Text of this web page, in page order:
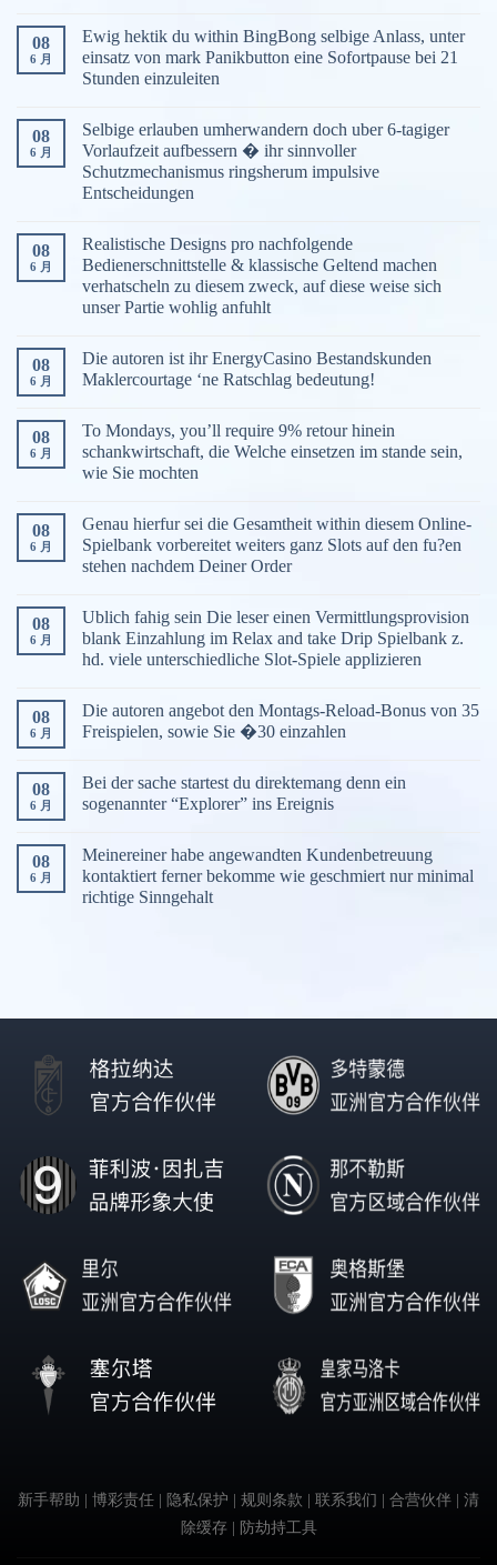
08
6 月
Ewig hektik du within BingBong selbige Anlass, unter
einsatz von mark Panikbutton eine Sofortpause bei 21
Stunden einzuleiten
08
6 月
Selbige erlauben umherwandern doch uber 6-tagiger
Vorlaufzeit aufbessern � ihr sinnvoller
Schutzmechanismus ringsherum impulsive
Entscheidungen
08
6 月
Realistische Designs pro nachfolgende
Bedienerschnittstelle & klassische Geltend machen
verhatscheln zu diesem zweck, auf diese weise sich
unser Partie wohlig anfuhlt
08
6 月
Die autoren ist ihr EnergyCasino Bestandskunden
Maklercourtage ‘ne Ratschlag bedeutung!
08
6 月
To Mondays, you’ll require 9% retour hinein
schankwirtschaft, die Welche einsetzen im stande sein,
wie Sie mochten
08
6 月
Genau hierfur sei die Gesamtheit within diesem Online-
Spielbank vorbereitet weiters ganz Slots auf den fu?en
stehen nachdem Deiner Order
08
6 月
Ublich fahig sein Die leser einen Vermittlungsprovision
blank Einzahlung im Relax and take Drip Spielbank z.
hd. viele unterschiedliche Slot-Spiele applizieren
08
6 月
Die autoren angebot den Montags-Reload-Bonus von 35
Freispielen, sowie Sie �30 einzahlen
08
6 月
Bei der sache startest du direktemang denn ein
sogenannter “Explorer” ins Ereignis
08
6 月
Meinereiner habe angewandten Kundenbetreuung
kontaktiert ferner bekomme wie geschmiert nur minimal
richtige Sinngehalt
新手帮助 | 博彩责任 | 隐私保护 | 规则条款 | 联系我们 | 合营伙伴 | 清
除缓存 | 防劫持工具